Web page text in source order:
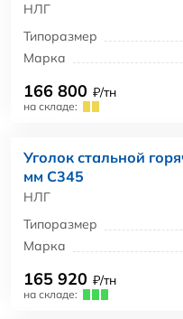
НЛГ
Типоразмер
Марка
166 800 ₽/тн
на складе:
Уголок стальной
мм С345
НЛГ
Типоразмер
Марка
165 920 ₽/тн
на складе: